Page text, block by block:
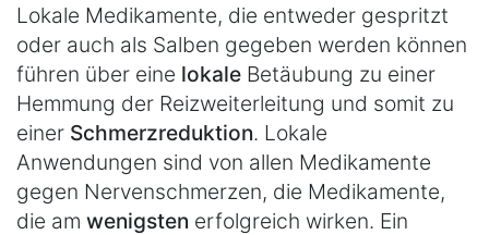
Lokale Medikamente, die entweder gespritzt
oder auch als Salben gegeben werden können
führen über eine lokale Betäubung zu einer
Hemmung der Reizweiterleitung und somit zu
einer Schmerzreduktion. Lokale
Anwendungen sind von allen Medikamente
gegen Nervenschmerzen, die Medikamente,
die am wenigsten erfolgreich wirken. Ein